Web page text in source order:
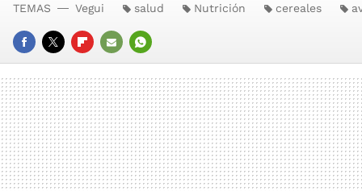
FACEBOOK
TWITTERFLIPBOARD
E-
MAIL
WHATSAPP
TEMAS Vegui salud Nutrición cereales